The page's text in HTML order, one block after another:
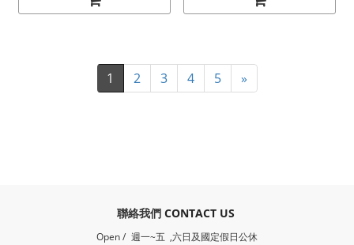
1 2 3 4 5 »
​聯絡我們 CONTACT US
Open / 週一~五 ,六日及國定假日公休